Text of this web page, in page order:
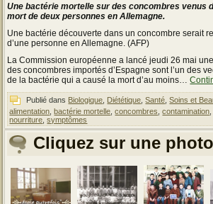
Une bactérie mortelle sur des concombres venus
mort de deux personnes en Allemagne.
Une bactérie découverte dans un concombre serait
d’une personne en Allemagne. (AFP)
La Commission européenne a lancé jeudi 26 mai
des concombres importés d’Espagne sont l’un des
de la bactérie qui a causé la mort d’au moins…
Publié dans Biologique Diététique ,Santé ,Soins et
alimentation ,bactérie mortelle ,concombres ,contamination
nourriture ,symptômes
Cliquez sur une